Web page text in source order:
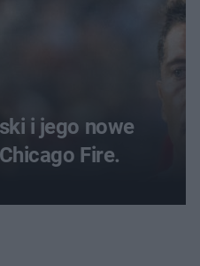
i jego nowe
Fire.